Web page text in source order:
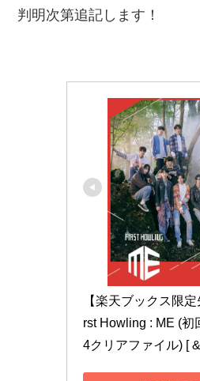
判明次第追記します！
【楽天ブックス限
rst Howling : ME (初
4クリアファイル) [